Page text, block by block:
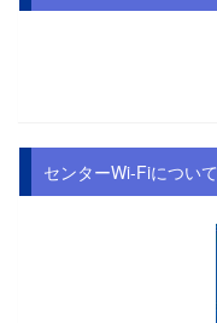
センターWi-Fiについて